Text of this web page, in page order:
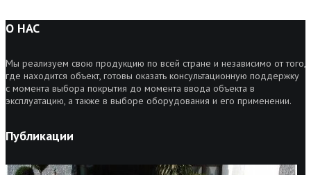
О НАС
Мы реализуем свою продукцию по всей стране и независимо от того,
где находится объект, готовы оказать консультационную поддержку
с момента выбора покрытия до момента ввода объекта в
эксплуатацию, а также в выборе оборудования и его применении.
Публикации